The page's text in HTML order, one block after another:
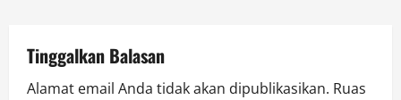
n
Tinggalkan Balasan
Alamat email Anda tidak akan dipublikasikan. Ruas